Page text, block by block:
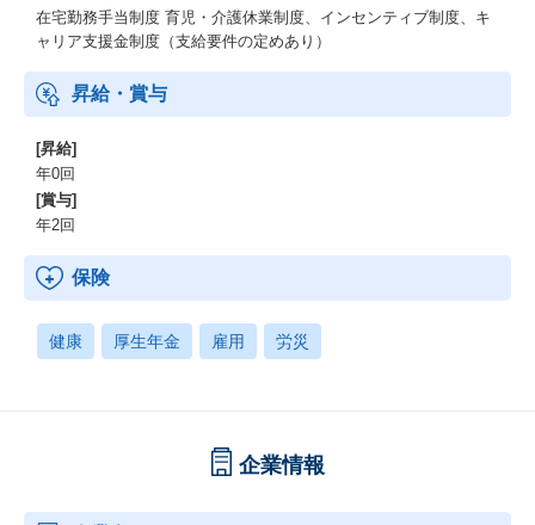
在宅勤務手当制度 育児・介護休業制度、インセンティブ制度、キ
ャリア支援金制度（支給要件の定めあり）
昇給・賞与
[昇給]
年0回
[賞与]
年2回
保険
健康 厚生年金 雇用 労災
企業情報